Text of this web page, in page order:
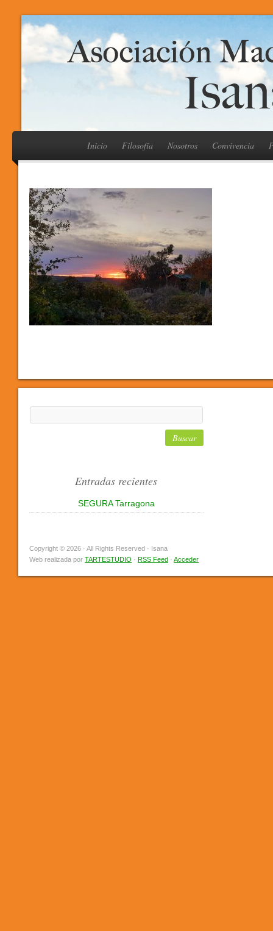
Inicio Filosofía Nosotros Convivencia
Entradas recientes
SEGURA Tarragona
Copyright © 2026 · All Rights Reserved · Isana
Web realizada por TARTESTUDIO · RSS Feed · Acceder